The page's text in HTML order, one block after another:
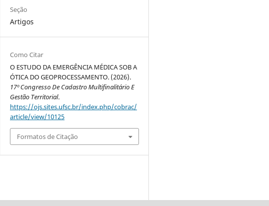
Seção
Artigos
Como Citar
O ESTUDO DA EMERGÊNCIA MÉDICA SOB A
ÓTICA DO GEOPROCESSAMENTO. (2026).
17º Congresso De Cadastro Multifinalitário E
Gestão Territorial.
https://ojs.sites.ufsc.br/index.php/cobrac/
article/view/10125
Formatos de Citação